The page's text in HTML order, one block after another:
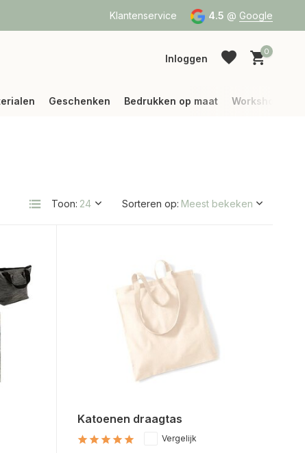
België) Klantenservice 4.5 @ Google
Inloggen
0
Geschenken Bedrukken op maat Workshops
Toon: Sorteren op:
Katoenen draagtas
Vergelijk